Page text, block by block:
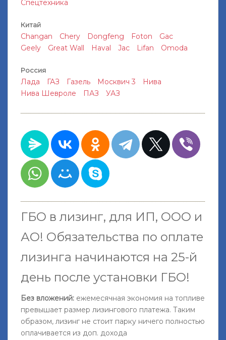
Спецтехника
Китай
Changan Chery Dongfeng Foton
Gac
Geely
Great Wall Haval Jac Lifan Omoda
Россия
Лада ГАЗ Газель Москвич 3
Нива
Нива Шевроле
ПАЗ УАЗ
ГБО в лизинг, для ИП, ООО и
АО! Обязательства по оплате
лизинга начинаются на 25-й
день после установки ГБО!
Без вложений: ежемесячная экономия на топливе
превышает размер лизингового платежа. Таким
образом, лизинг не стоит парку ничего полностью
оплачивается из доп. дохода